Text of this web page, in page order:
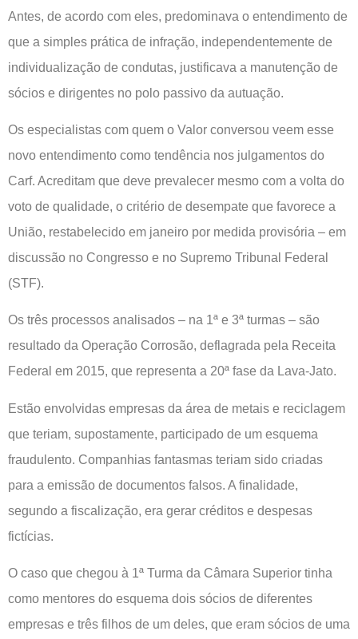
Antes, de acordo com eles, predominava o entendimento de
que a simples prática de infração, independentemente de
individualização de condutas, justificava a manutenção de
sócios e dirigentes no polo passivo da autuação.
Os especialistas com quem o Valor conversou veem esse
novo entendimento como tendência nos julgamentos do
Carf. Acreditam que deve prevalecer mesmo com a volta do
voto de qualidade, o critério de desempate que favorece a
União, restabelecido em janeiro por medida provisória – em
discussão no Congresso e no Supremo Tribunal Federal
(STF).
Os três processos analisados – na 1ª e 3ª turmas – são
resultado da Operação Corrosão, deflagrada pela Receita
Federal em 2015, que representa a 20ª fase da Lava-Jato.
Estão envolvidas empresas da área de metais e reciclagem
que teriam, supostamente, participado de um esquema
fraudulento. Companhias fantasmas teriam sido criadas
para a emissão de documentos falsos. A finalidade,
segundo a fiscalização, era gerar créditos e despesas
fictícias.
O caso que chegou à 1ª Turma da Câmara Superior tinha
como mentores do esquema dois sócios de diferentes
empresas e três filhos de um deles, que eram sócios de uma